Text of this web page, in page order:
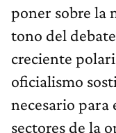
poner sobre la
tono del
creciente
oficialismo
necesario para
sectores de la